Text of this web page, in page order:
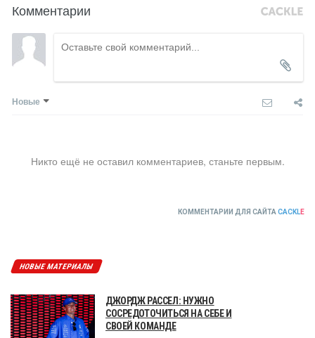
Комментарии
Новые
Никто ещё не оставил комментариев, станьте первым.
КОММЕНТАРИИ ДЛЯ САЙТА CACKLE
НОВЫЕ МАТЕРИАЛЫ
ДЖОРДЖ РАССЕЛ: НУЖНО
СОСРЕДОТОЧИТЬСЯ НА СЕБЕ И
СВОЕЙ КОМАНДЕ